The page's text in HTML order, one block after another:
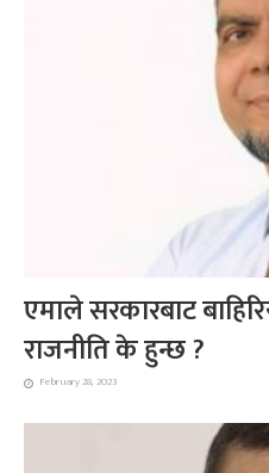
एमाले सरकारबाट
राजनीति के हुन्छ ?
February 28, 2023